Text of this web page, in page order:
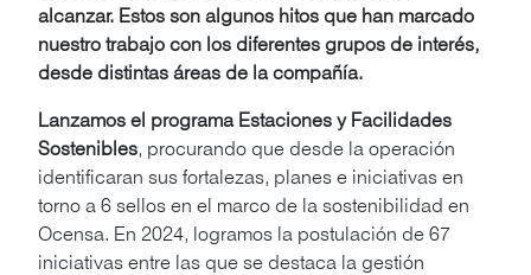
alcanzar. Estos son algunos hitos que han marcado
nuestro trabajo con los diferentes grupos de interés,
desde distintas áreas de la compañía.
Lanzamos el programa Estaciones y Facilidades
Sostenibles, procurando que desde la operación
identificaran sus fortalezas, planes e iniciativas en
torno a 6 sellos en el marco de la sostenibilidad en
Ocensa. En 2024, logramos la postulación de 67
iniciativas entre las que se destaca la gestión